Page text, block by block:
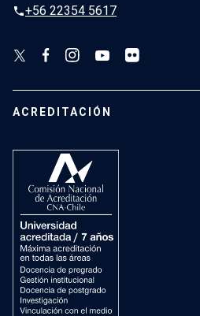
phone+56 22354 5617
ACREDITACIÓN